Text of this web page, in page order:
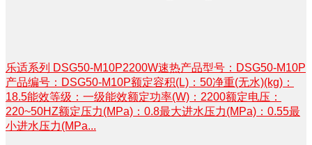
乐适系列 DSG50-M10P2200W速热产品型号：DSG50-M10P
产品编号：DSG50-M10P额定容积(L)：50净重(无水)(kg)：
18.5能效等级：一级能效额定功率(W)：2200额定电压：
220~50HZ额定压力(MPa)：0.8最大进水压力(MPa)：0.55最
小进水压力(MPa...